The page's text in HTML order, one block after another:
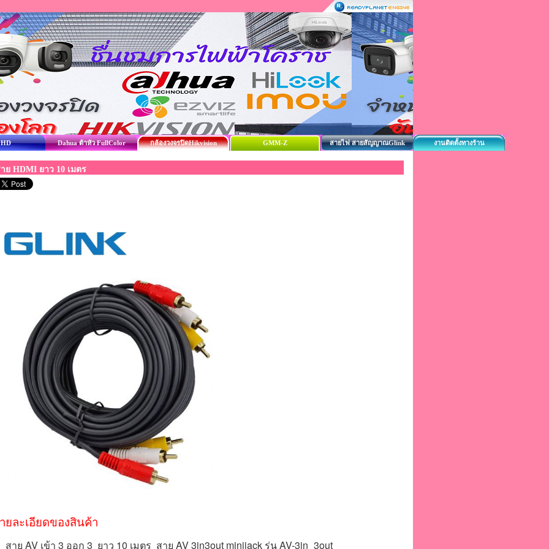
Dahua ต้าหัว FullColor กล้องวงจรปิดHikvision GMM-Z สายไฟ สายสัญญาณGlink งานติดตั้งทางร้าน
ย HDMI ยาว 10 เมตร
ยละเอียดของสินค้า
สาย AV เข้า 3 ออก 3  ยาว 10 เมตร  สาย AV 3in3out minijack รุ่น AV-3in_3out